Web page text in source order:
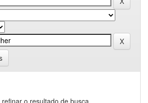
o resultado de busca.